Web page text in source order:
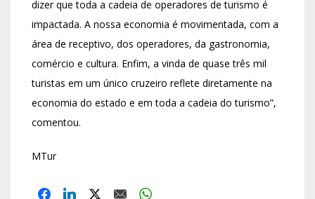
dizer que toda a cadeia de operadores de turismo é
impactada. A nossa economia é movimentada, com a
área de receptivo, dos operadores, da gastronomia,
comércio e cultura. Enfim, a vinda de quase três mil
turistas em um único cruzeiro reflete diretamente na
economia do estado e em toda a cadeia do turismo”,
comentou.
MTur